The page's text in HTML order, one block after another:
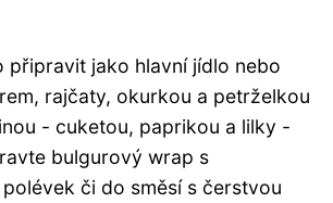
připravit jako hlavní jídlo nebo
rajčaty, okurkou a petrželkou
- cuketou, paprikou a lilky -
bulgurový wrap s
či do směsí s čerstvou